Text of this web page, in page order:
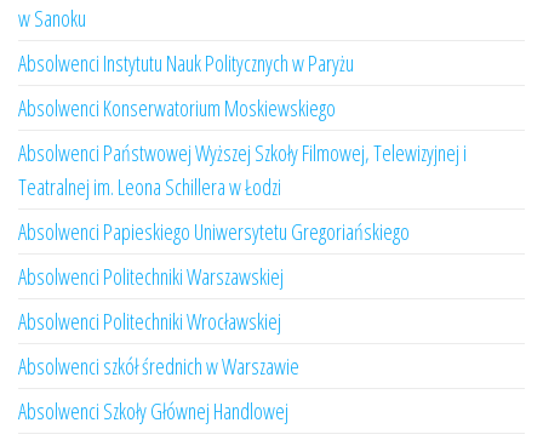
w Sanoku
Absolwenci Instytutu Nauk Politycznych w Paryżu
Absolwenci Konserwatorium Moskiewskiego
Absolwenci Państwowej Wyższej Szkoły Filmowej, Telewizyjnej i
Teatralnej im. Leona Schillera w Łodzi
Absolwenci Papieskiego Uniwersytetu Gregoriańskiego
Absolwenci Politechniki Warszawskiej
Absolwenci Politechniki Wrocławskiej
Absolwenci szkół średnich w Warszawie
Absolwenci Szkoły Głównej Handlowej